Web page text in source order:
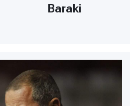
Baraki